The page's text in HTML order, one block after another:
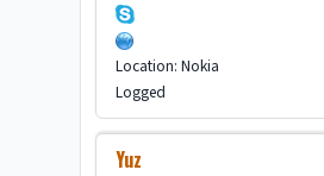
Location: Nokia
Logged
Yuz